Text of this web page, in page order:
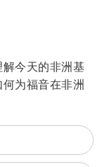
今天的非洲基
为福音在非洲